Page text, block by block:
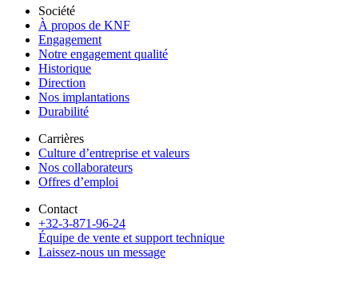
Société
À propos de KNF
Engagement
Notre engagement qualité
Historique
Direction
Nos implantations
Durabilité
Carrières
Culture d’entreprise et valeurs
Nos collaborateurs
Offres d’emploi
Contact
+32-3-871-96-24
Équipe de vente et support technique
Laissez-nous un message